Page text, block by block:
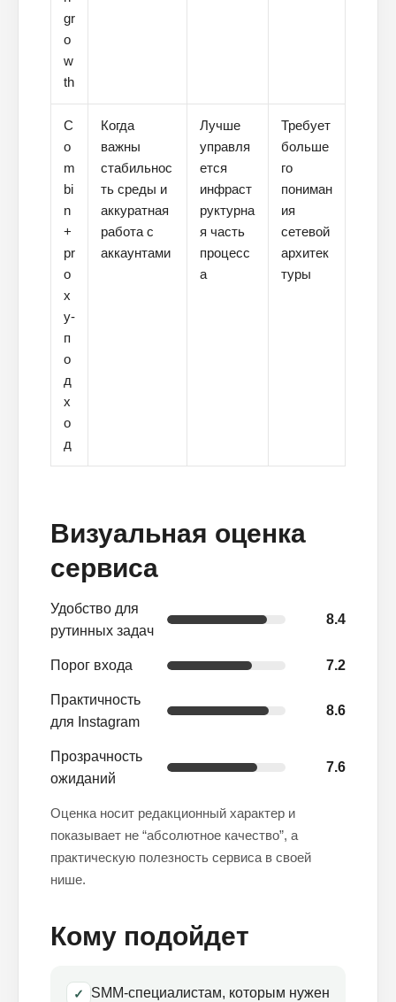
gr
o
w
th
C
o
m
bi
n
+
pr
o
x
y-
п
о
д
х
о
д
Когда
важны
стабильнос
ть среды и
аккуратная
работа с
аккаунтами
Лучше
управля
ется
инфраст
руктурна
я часть
процесс
а
Требует
больше
го
пониман
ия
сетевой
архитек
туры
Визуальная оценка
сервиса
Удобство для
рутинных задач
8.4
Порог входа 7.2
Практичность
для Instagram
8.6
Прозрачность
ожиданий
7.6
Оценка носит редакционный характер и
показывает не “абсолютное качество”, а
практическую полезность сервиса в своей
нише.
Кому подойдет
✓
SMM-специалистам, которым нужен